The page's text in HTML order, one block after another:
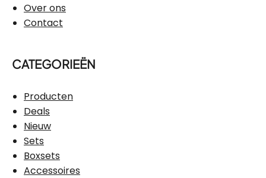
Over ons
Contact
CATEGORIEËN
Producten
Deals
Nieuw
Sets
Boxsets
Accessoires